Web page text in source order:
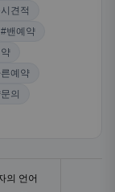
견적
#밴예약
예약
의